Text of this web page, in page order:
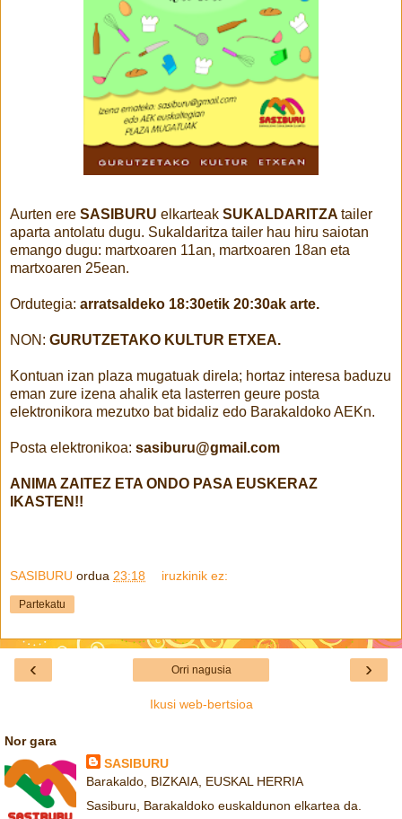
Aurten ere SASIBURU elkarteak SUKALDARITZA tailer
aparta antolatu dugu. Sukaldaritza tailer hau hiru saiotan
emango dugu: martxoaren 11an, martxoaren 18an eta
martxoaren 25ean.
Ordutegia: arratsaldeko 18:30etik 20:30ak arte.
NON: GURUTZETAKO KULTUR ETXEA.
Kontuan izan plaza mugatuak direla; hortaz interesa baduzu
eman zure izena ahalik eta lasterren geure posta
elektronikora mezutxo bat bidaliz edo Barakaldoko AEKn.
Posta elektronikoa: sasiburu@gmail.com
ANIMA ZAITEZ ETA ONDO PASA EUSKERAZ
IKASTEN!!
SASIBURU ordua 23:18 iruzkinik ez:
Partekatu
‹ ›
Orri nagusia
Ikusi web-bertsioa
Nor gara
SASIBURU
Barakaldo, BIZKAIA, EUSKAL HERRIA
Sasiburu, Barakaldoko euskaldunon elkartea da.